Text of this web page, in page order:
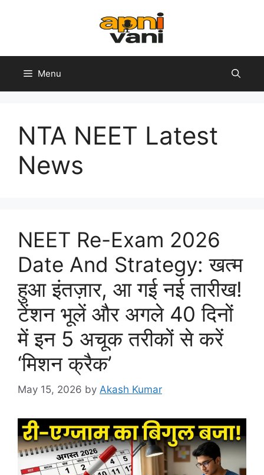
Menu
NTA NEET Latest
News
NEET Re-Exam 2026
Date And Strategy: खत्म
हुआ इंतज़ार, आ गई नई तारीख!
टेंशन भूलें और अगले 40 दिनों
में इन 5 अचूक तरीकों से करें
‘मिशन क्रैक’
May 15, 2026 by Akash Kumar